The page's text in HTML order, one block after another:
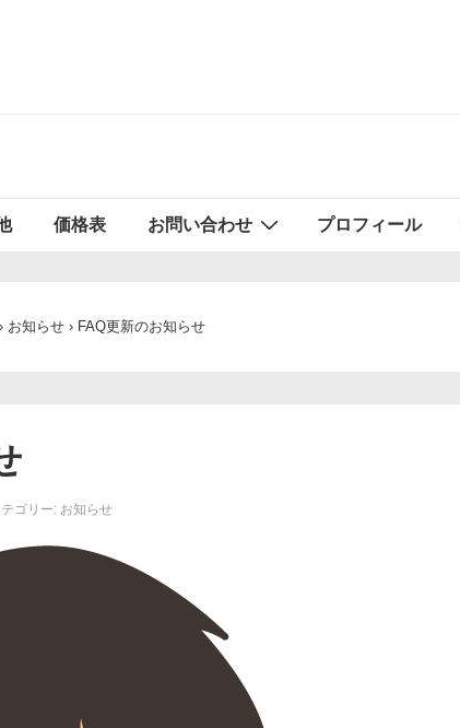
価格表 お問い合わせ プロフィール
› お知らせ › FAQ更新のお知らせ
ゴリー: お知らせ